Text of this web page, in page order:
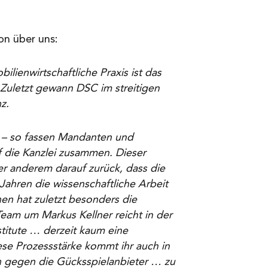
über uns:
Praxis ist das
gewann DSC im streitigen
so fassen Mandanten und
Kanzlei zusammen. Dieser
anderem darauf zurück, dass die
die wissenschaftliche Arbeit
hat zuletzt besonders die
um Markus Kellner reicht in der
… derzeit kaum eine
Prozessstärke kommt ihr auch in
gegen die Gücksspielanbieter … zu